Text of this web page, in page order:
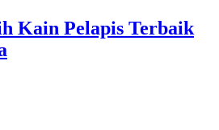
Kain Pelapis Terbaik